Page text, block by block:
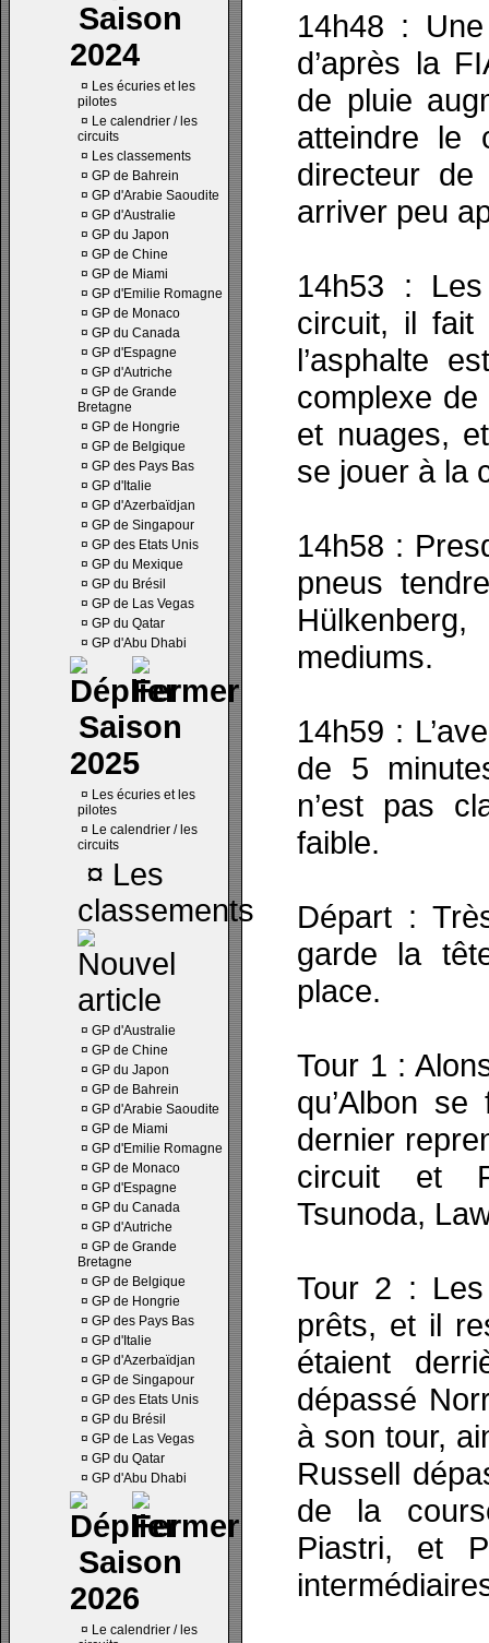
Saison
2024
¤ Les écuries et les
pilotes
¤ Le calendrier / les
circuits
¤ Les classements
¤ GP de Bahrein
¤ GP d'Arabie Saoudite
¤ GP d'Australie
¤ GP du Japon
¤ GP de Chine
¤ GP de Miami
¤ GP d'Emilie Romagne
¤ GP de Monaco
¤ GP du Canada
¤ GP d'Espagne
¤ GP d'Autriche
¤ GP de Grande
Bretagne
¤ GP de Hongrie
¤ GP de Belgique
¤ GP des Pays Bas
¤ GP d'Italie
¤ GP d'Azerbaïdjan
¤ GP de Singapour
¤ GP des Etats Unis
¤ GP du Mexique
¤ GP du Brésil
¤ GP de Las Vegas
¤ GP du Qatar
¤ GP d'Abu Dhabi
Saison
2025
¤ Les écuries et les
pilotes
¤ Le calendrier / les
circuits
¤ Les
classements
¤ GP d'Australie
¤ GP de Chine
¤ GP du Japon
¤ GP de Bahrein
¤ GP d'Arabie Saoudite
¤ GP de Miami
¤ GP d'Emilie Romagne
¤ GP de Monaco
¤ GP d'Espagne
¤ GP du Canada
¤ GP d'Autriche
¤ GP de Grande
Bretagne
¤ GP de Belgique
¤ GP de Hongrie
¤ GP des Pays Bas
¤ GP d'Italie
¤ GP d'Azerbaïdjan
¤ GP de Singapour
¤ GP des Etats Unis
¤ GP du Brésil
¤ GP de Las Vegas
¤ GP du Qatar
¤ GP d'Abu Dhabi
Saison
2026
¤ Le calendrier / les
14h48 :
d’après la
de pluie
atteindre le
directeur de
arriver peu
14h53 :
circuit, il fait
l’asphalte
complexe
et nuages,
se jouer à la
14h58 :
pneus
mediums.
14h59 :
de 5
n’est pas
faible.
Départ :
garde la
place.
Tour 1 :
qu’Albon
dernier
circuit et
Tsunoda,
Tour 2 : Les
prêts, et il
étaient
dépassé
à son tour,
Russell
de la
Piastri, et